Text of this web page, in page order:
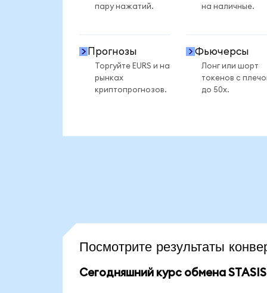
пару нажатий.
на наличные.
Прогнозы
Торгуйте EURS и на
рынках
криптопрогнозов.
Фьючерсы
Лонг или шорт
токенов с
до 50x.
Посмотрите результаты
Сегодняшний курс обмена STASIS